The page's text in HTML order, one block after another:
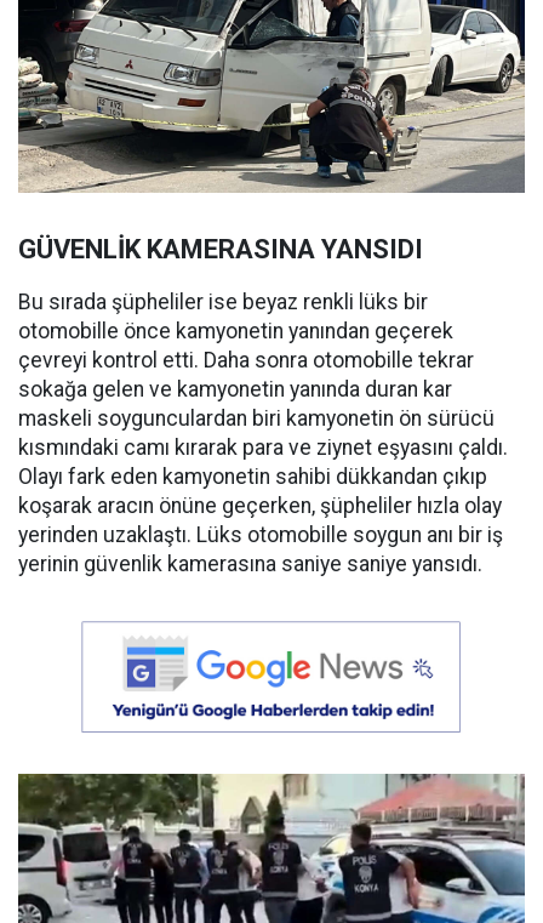
GÜVENLİK KAMERASINA YANSIDI
Bu sırada şüpheliler ise beyaz renkli lüks bir
otomobille önce kamyonetin yanından geçerek
çevreyi kontrol etti. Daha sonra otomobille tekrar
sokağa gelen ve kamyonetin yanında duran kar
maskeli soygunculardan biri kamyonetin ön sürücü
kısmındaki camı kırarak para ve ziynet eşyasını çaldı.
Olayı fark eden kamyonetin sahibi dükkandan çıkıp
koşarak aracın önüne geçerken, şüpheliler hızla olay
yerinden uzaklaştı. Lüks otomobille soygun anı bir iş
yerinin güvenlik kamerasına saniye saniye yansıdı.